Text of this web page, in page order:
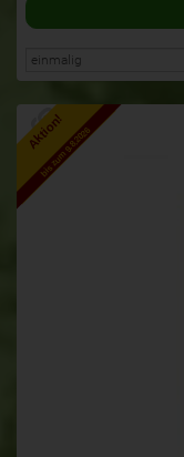
Aktion!
bis zum 9.8.2026